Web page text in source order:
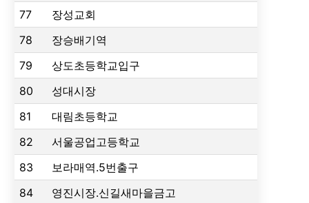
77
장성교회
78
장승배기역
79
상도초등학교입구
80
성대시장
81
대림초등학교
82
서울공업고등학교
83
보라매역.5번출구
84
영진시장.신길새마을금고